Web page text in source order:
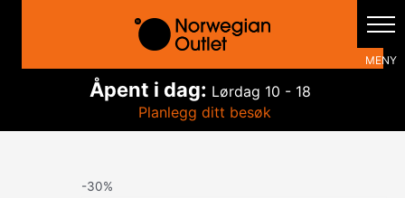
innholdet
Åpent i dag: Lørdag 10 - 18
Planlegg ditt besøk
-30%